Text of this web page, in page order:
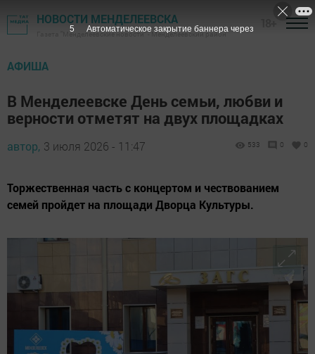
НОВОСТИ МЕНДЕЛЕЕВСКА
Газета "Менделеевские новости" - Менделеевский район
АФИША
В Менделеевске День семьи, любви и
верности отметят на двух площадках
автор, 3 июля 2026 - 11:47 533 0 0
Торжественная часть с концертом и чествованием
семей пройдет на площади Дворца Культуры.
5 Автоматическое закрытие баннера через